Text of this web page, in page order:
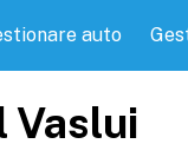
auto
Vaslui